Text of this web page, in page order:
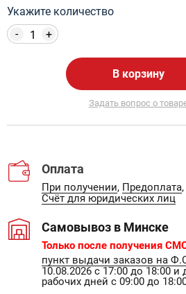
Укажите количество
+
-
В корзину
Задать вопрос о
Оплата
При получении, Предоплата,
Счёт для юридических лиц
Самовывоз в Минске
Только после получения
пункт выдачи заказов на
10.08.2026 с 17:00 до 18:00 и
рабочих дней с 09:00 до